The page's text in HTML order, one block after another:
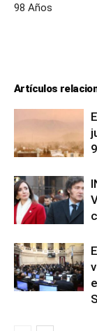
98 Años
Artículos